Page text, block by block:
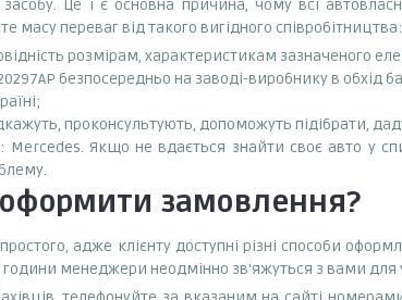
Це і є основна причина, чому всі
переваг від такого вигідного співробітництва:
розмірам, характеристикам зазначеного
безпосередньо на заводі-виробнику в обхід
проконсультують, допоможуть підібрати,
Mercedes. Якщо не вдається знайти своє авто у
замовлення?
адже клієнту доступні різні способи
менеджери неодмінно зв'яжуться з вами